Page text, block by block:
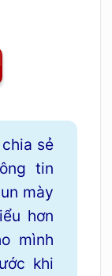
sẻ
tin
mày
hơn
mình
khi